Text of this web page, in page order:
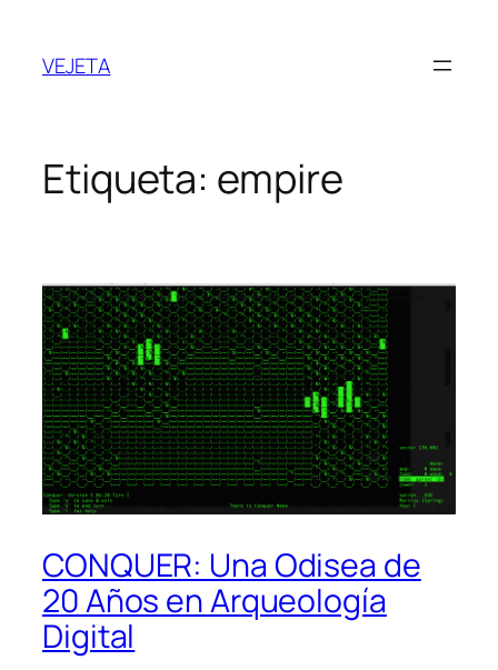
contenido
VEJETA
Etiqueta: empire
CONQUER: Una Odisea de
20 Años en Arqueología
Digital